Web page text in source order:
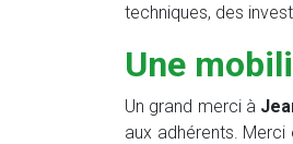
techniques, des
Une
Un grand merci à
aux adhérents.